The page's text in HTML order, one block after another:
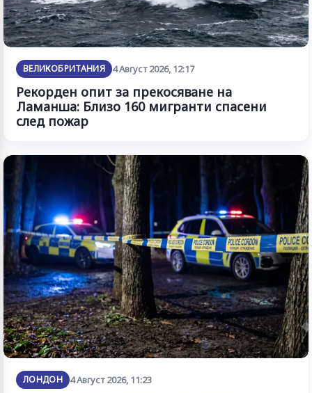
ВЕЛИКОБРИТАНИЯ 4 Август 2026, 12:17
Рекорден опит за прекосяване на
Ламанша: Близо 160 мигранти спасени
след пожар
ЛОНДОН 4 Август 2026, 11:23